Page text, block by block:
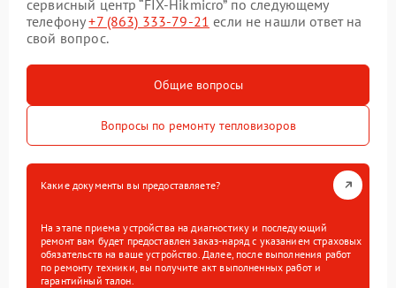
сервисный центр “FIX-Hikmicro” по следующему
телефону+7 (863) 333-79-21 если не нашли ответ на
свой вопрос.
Общие вопросы
Вопросы по ремонту тепловизоров
Какие документы вы предоставляете?
На этапе приема устройства на диагностику и последующий
ремонт вам будет предоставлен заказ-наряд с указанием страховых
обязательств на ваше устройство. Далее, после выполнения работ
по ремонту техники, вы получите акт выполненных работ и
гарантийный талон.